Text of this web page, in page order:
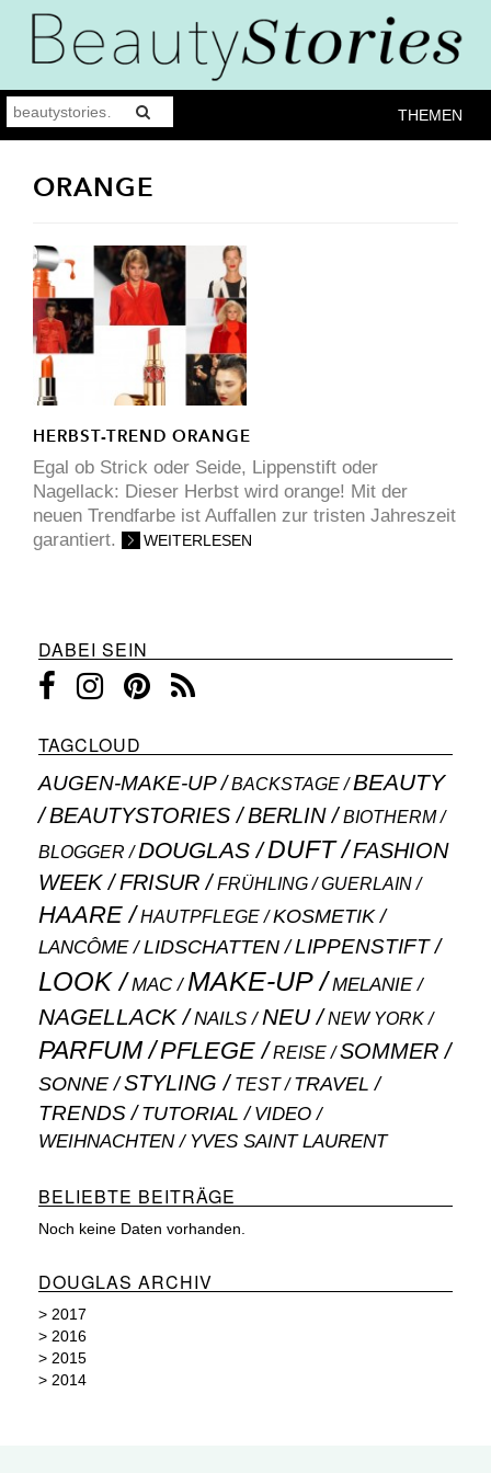
THEMEN
ORANGE
HERBST-TREND ORANGE
Egal ob Strick oder Seide, Lippenstift oder
Nagellack: Dieser Herbst wird orange! Mit der
neuen Trendfarbe ist Auffallen zur tristen Jahreszeit
garantiert.
WEITERLESEN
DABEI SEIN
TAGCLOUD
AUGEN-MAKE-UP BACKSTAGE BEAUTY
BEAUTYSTORIES BERLIN
BIOTHERM
BLOGGER
DOUGLAS DUFT
FASHION
WEEK
FRISUR FRÜHLING GUERLAIN
HAARE HAUTPFLEGE
KOSMETIK
LANCÔME
LIDSCHATTEN LIPPENSTIFT
LOOK MAC MAKE-UP MELANIE
NAGELLACK NAILS NEU NEW YORK
PARFUM PFLEGE REISE SOMMER
SONNE STYLING TEST TRAVEL
TRENDS TUTORIAL VIDEO
WEIHNACHTEN YVES SAINT LAURENT
BELIEBTE BEITRÄGE
Noch keine Daten vorhanden.
DOUGLAS ARCHIV
> 2017
> 2016
> 2015
> 2014